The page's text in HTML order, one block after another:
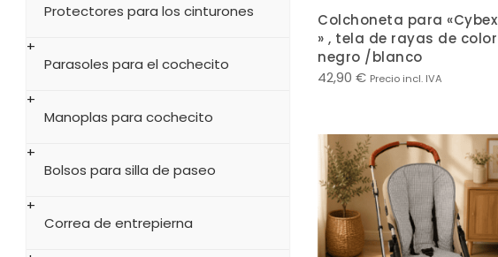
Colchoneta para «Cybex
» , tela de rayas de color
negro /blanco
42,90 € Precio incl. IVA
Protectores para los cinturones
Parasoles para el cochecito
Manoplas para cochecito
Bolsos para silla de paseo
Correa de entrepierna